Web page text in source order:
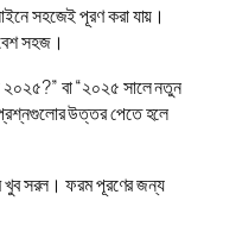
সহজেই পূরণ করা যায়।
সহজ।
২০২৫?” বা “২০২৫ সালে নতুন
উত্তর পেতে হলে
খুব সরল। ফরম পূরণের জন্য